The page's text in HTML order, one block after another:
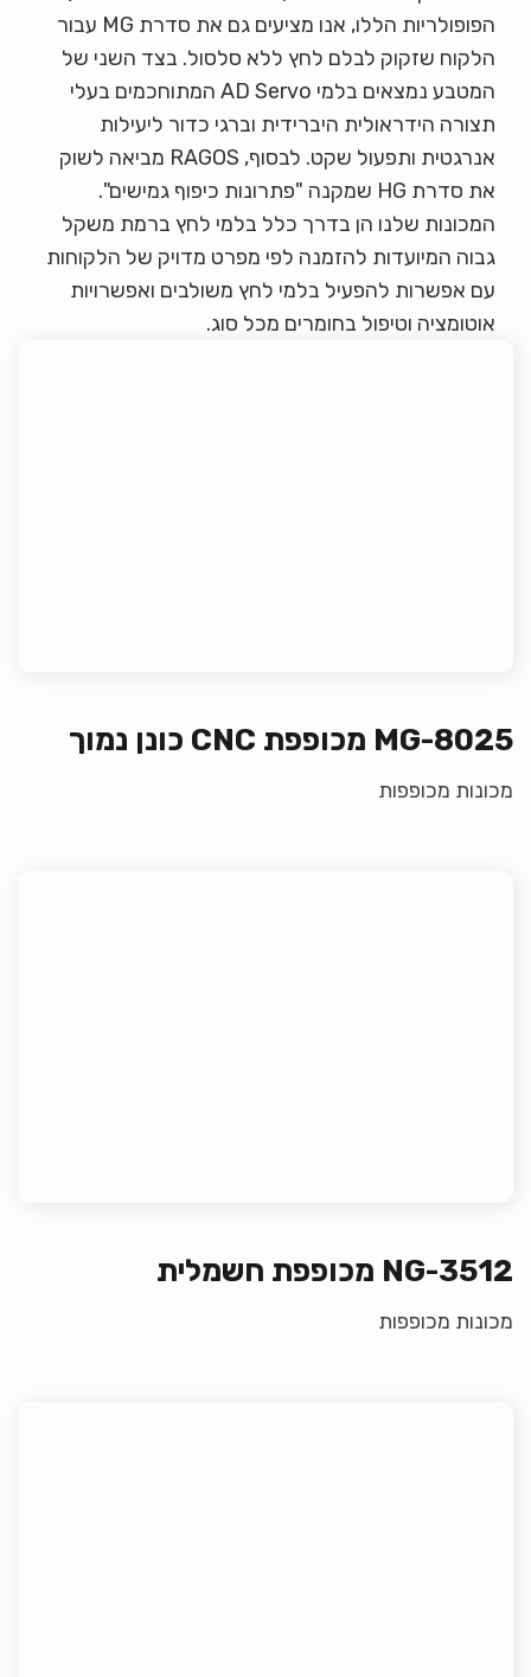
הפופולריות הללו, אנו מציעים גם את סדרת MG עבור
הלקוח שזקוק לבלם לחץ ללא סלסול. בצד השני של
המטבע נמצאים בלמי AD Servo המתוחכמים בעלי
תצורה הידראולית היברידית וברגי כדור ליעילות
אנרגטית ותפעול שקט. לבסוף, RAGOS מביאה לשוק
את סדרת HG שמקנה "פתרונות כיפוף גמישים".
המכונות שלנו הן בדרך כלל בלמי לחץ ברמת משקל
גבוה המיועדות להזמנה לפי מפרט מדויק של הלקוחות
עם אפשרות להפעיל בלמי לחץ משולבים ואפשרויות
אוטומציה וטיפול בחומרים מכל סוג.
MG-8025 מכופפת CNC כונן נמוך
מכונות מכופפות
NG-3512 מכופפת חשמלית
מכונות מכופפות